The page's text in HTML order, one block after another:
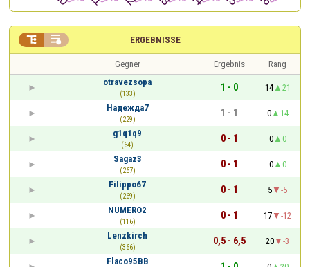
ERGEBNISSE
 
Gegner Ergebnis
Rang
otravezsopa
(133)
1 - 0 14
21
Надежда7
(229)
1 - 1 0
14
g1q1q9
(64)
0 - 1 0
0
Sagaz3
(267)
0 - 1 0
0
Filippo67
(269)
0 - 1 5
-5
NUMERO2
(116)
0 - 1 17
-12
Lenzkirch
(366)
0,5 - 6,5 20
-3
Flaco95BB